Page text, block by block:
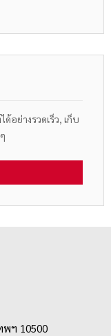
อย่างรวดเร็ว, เก็บ
พฯ 10500